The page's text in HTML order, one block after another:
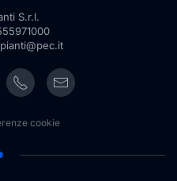
S.r.l.
cookie